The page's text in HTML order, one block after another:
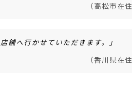
（高松市在
舗へ行かせていただきます。」
（香川県在